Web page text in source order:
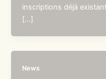
inscriptions déjà
[…]
News